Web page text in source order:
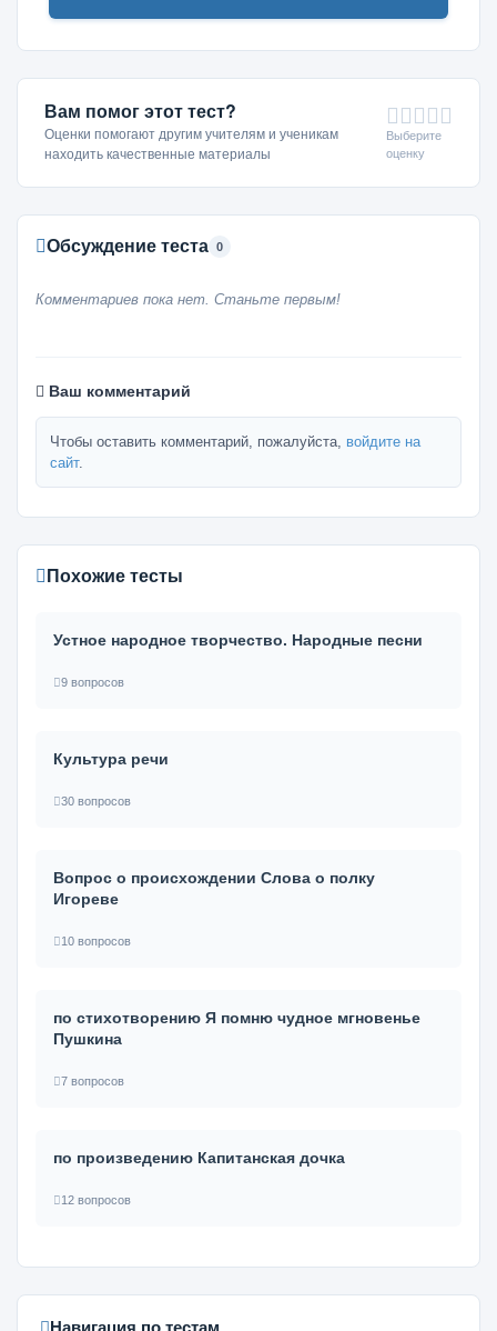
Вам помог этот тест?
Оценки помогают другим учителям и ученикам
находить качественные материалы
Выберите
оценку
Обсуждение теста 0
Комментариев пока нет. Станьте первым!
Ваш комментарий
Чтобы оставить комментарий, пожалуйста, войдите на
сайт.
Похожие тесты
Устное народное творчество. Народные песни
9 вопросов
Культура речи
30 вопросов
Вопрос о происхождении Слова о полку
Игореве
10 вопросов
по стихотворению Я помню чудное мгновенье
Пушкина
7 вопросов
по произведению Капитанская дочка
12 вопросов
Навигация по тестам